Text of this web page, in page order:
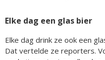
Elke dag een glas bier
Elke dag drink ze ook een
Dat vertelde ze reporters.